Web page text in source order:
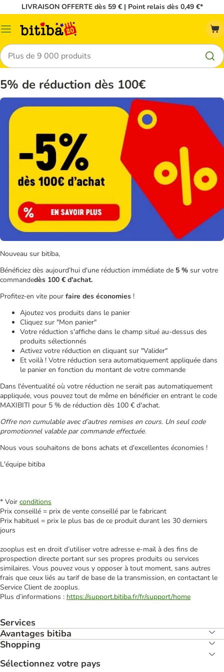
LIVRAISON OFFERTE dès 59 € | Point relais dès 0,49 €*
Menu
Rechercher
5% de réduction dès 100€
Nouveau sur bitiba,
Bénéficiez dès aujourd’hui d'une réduction immédiate de 5 % sur votre
commandedès 100 € d'achat.
Profitez-en vite pour faire des économies !
Ajoutez vos produits dans le panier
Cliquez sur "Mon panier"
Votre réduction s'affiche dans le champ situé au-dessus des
produits sélectionnés
Activez votre réduction en cliquant sur "Valider"
Et voilà ! Votre réduction sera automatiquement appliquée dans
le panier en fonction du montant de votre commande
Dans l'éventualité où votre réduction ne serait pas automatiquement
appliquée, vous pouvez tout de même en bénéficier en entrant le code
MAXIBITI pour 5 % de réduction dès 100 € d'achat.
Offre non cumulable avec d’autres remises en cours. Un seul code
promotionnel valable par commande effectuée.
Nous vous souhaitons de bons achats et d'excellentes économies !
L'équipe bitiba
* Voir conditions
Prix conseillé = prix de vente conseillé par le fabricant
Prix habituel = prix le plus bas de ce produit durant les 30 derniers
jours
zooplus est en droit d’utiliser votre adresse e‑mail à des fins de
prospection directe portant sur ses propres produits ou services
similaires. Vous pouvez vous y opposer à tout moment, sans autres
frais que ceux liés au tarif de base de la transmission, en contactant le
Service Client de zooplus.
Plus d’informations : https://support.bitiba.fr/fr/support/home
Services
Avantages bitiba
Shopping
Sélectionnez votre pays